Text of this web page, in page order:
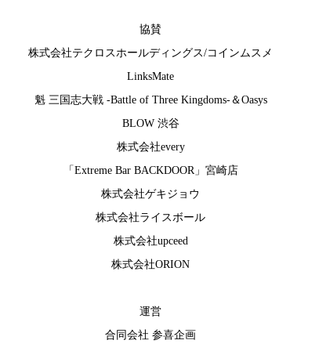
協賛
株式会社テクロスホールディングス/コインムスメ
LinksMate
魁 三国志大戦 -Battle of Three Kingdoms-＆ Oasys
BLOW 渋谷
株式会社every
「Extreme Bar BACKDOOR」宮崎店
株式会社ゲキジョウ
株式会社ライスボール
株式会社upceed
株式会社ORION
運営
合同会社 参喜企画